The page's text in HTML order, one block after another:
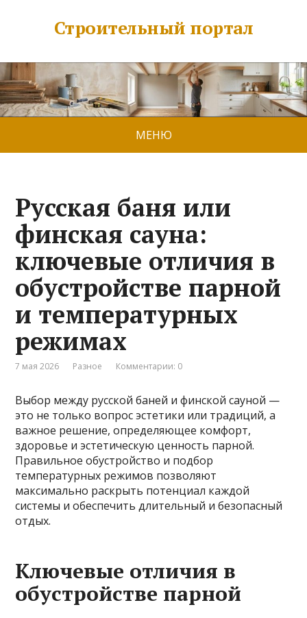
Строительный портал
МЕНЮ
Русская баня или
финская сауна:
ключевые отличия в
обустройстве парной
и температурных
режимах
7 мая 2026 Разное Комментарии: 0
Выбор между русской баней и финской сауной —
это не только вопрос эстетики или традиций, а
важное решение, определяющее комфорт,
здоровье и эстетическую ценность парной.
Правильное обустройство и подбор
температурных режимов позволяют
максимально раскрыть потенциал каждой
системы и обеспечить длительный и безопасный
отдых.
Ключевые отличия в
обустройстве парной